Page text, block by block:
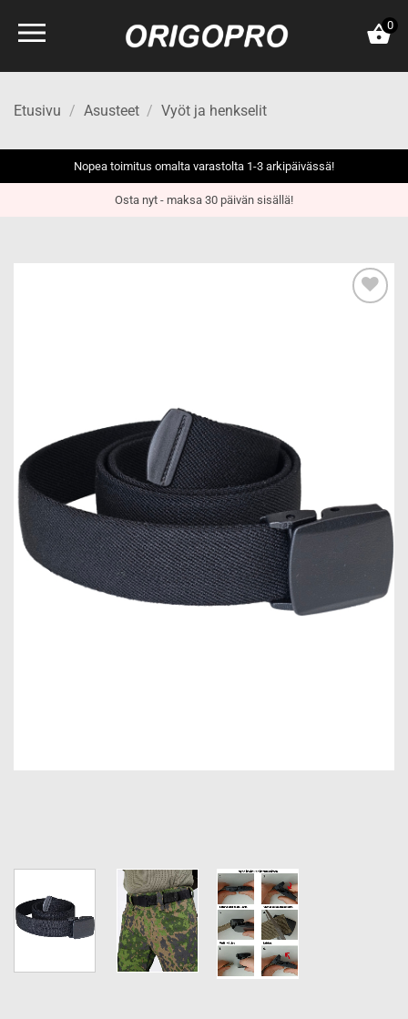
0
Etusivu / Asusteet / Vyöt ja henkselit
Nopea toimitus omalta varastolta 1-3 arkipäivässä!
Osta nyt - maksa 30 päivän sisällä!